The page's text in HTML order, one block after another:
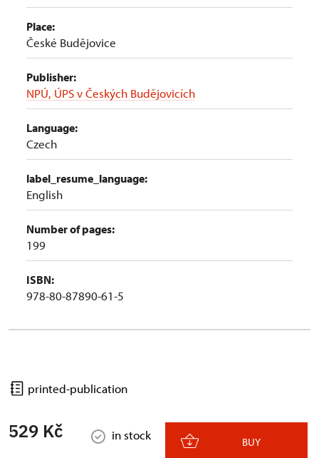
Place:
České Budějovice
Publisher:
NPÚ, ÚPS v Českých Budějovicích
Language:
Czech
label_resume_language:
English
Number of pages:
199
ISBN:
978-80-87890-61-5
printed-publication
529 Kč in stock BUY